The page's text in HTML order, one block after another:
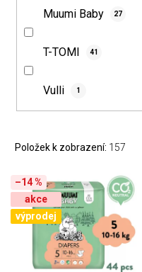
Muumi Baby 27
T-TOMI 41
Vulli 1
Položek k zobrazení: 157
–14 %
akce
výprodej